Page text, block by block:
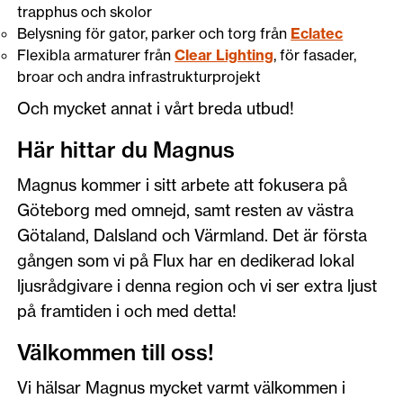
trapphus och skolor
Belysning för gator, parker och torg från Eclatec
Flexibla armaturer frånClear Lighting, för fasader,
broar och andra infrastrukturprojekt
Och mycket annat i vårt breda utbud!
Här hittar du Magnus
Magnus kommer i sitt arbete att fokusera på
Göteborg med omnejd, samt resten av västra
Götaland, Dalsland och Värmland. Det är första
gången som vi på Flux har en dedikerad lokal
ljusrådgivare i denna region och vi ser extra ljust
på framtiden i och med detta!
Välkommen till oss!
Vi hälsar Magnus mycket varmt välkommen i